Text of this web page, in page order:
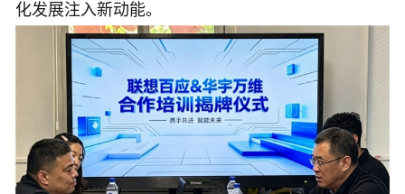
化发展注入新动能。